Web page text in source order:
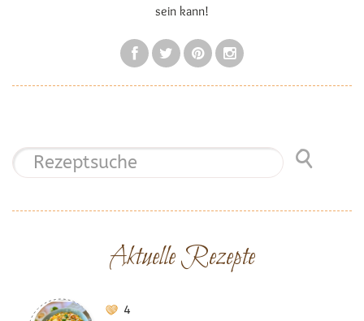
sein kann!
Aktuelle Rezepte
4